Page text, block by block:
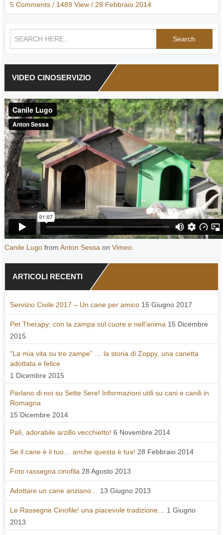
5 Comments/ 1489 View / 28 Febbraio 2014
Search
VIDEO CINOSERVIZIO
Canile Lugofrom Anton Sessa on Vimeo.
ARTICOLI RECENTI
Servizio Civile 2017 – Un cane per amico 15 Giugno 2017
Pet Therapy: con la zampa sul cuore e nell’anima 15 Dicembre
2015
“La mia vita su tre zampe” … la storia di Zoppy, una canetta
adottata e felice
1 Dicembre 2015
Parlano di noi su Sette Sere! Informazioni utili su cani e canili in
Romagna
15 Dicembre 2014
Palì, adorabile arzillo vecchietto! 6 Novembre 2014
Se il cane è il tuo… anche questa è tua! 28 Febbraio 2014
Foto rassegna cinofila 28 Agosto 2013
Adottare un cane anziano… 13 Giugno 2013
Le Rassegne Cinofile! una piacevole tradizione…
1 Giugno
2013